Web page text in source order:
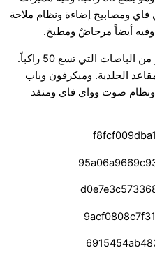
فاي ومصابيح إضاءة ونظام ملاحة
وهو من الباصات التي تسع 50 راكباً.
الجلدية. وميكرفون وباب
ونظام صوت وواي فاي ومنفد